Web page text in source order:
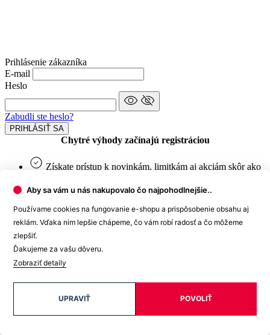
Prihlásenie zákazníka
E-mail
Heslo
Zabudli ste heslo?
PRIHLÁSIŤ SA
Chytré výhody začínajú registráciou
Získate prístup k novinkám, limitkám aj akciám skôr ako
ostatní.
Exkluzívne ponuky len pre členov.
Ešte nemáte účet?
CHCEM SA REGISTROVAŤ
© 2026 CityZen
| vytvoril
Aby sa vám u nás nakupovalo čo najpohodlnejšie..
Používame cookies na fungovanie e-shopu a prispôsobenie obsahu aj
reklám. Vďaka nim lepšie chápeme, čo vám robí radosť a čo môžeme
zlepšiť.
Ďakujeme za vašu dôveru.
Zobraziť detaily
POVOLIŤ
UPRAVIŤ